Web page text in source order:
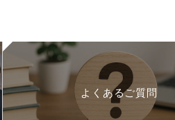
よくあるご質問